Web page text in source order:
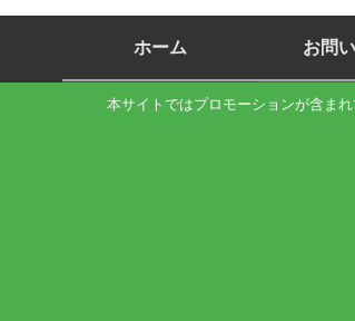
ホーム お問
本サイトではプロモーションが含ま